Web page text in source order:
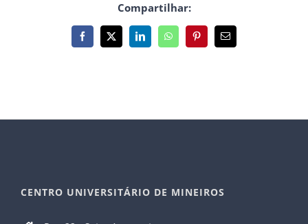
Compartilhar:
Facebook
X LinkedInWhatsAppPinterest
E-
mail
CENTRO UNIVERSITÁRIO DE MINEIROS